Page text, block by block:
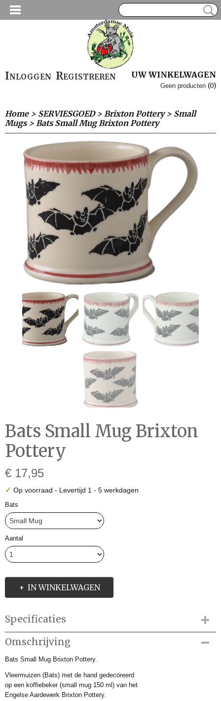
Inloggen Registreren UW WINKELWAGEN
Geen producten (0)
Home> SERVIESGOED> Brixton Pottery> Small
Mugs> Bats Small Mug Brixton Pottery
Bats Small Mug Brixton
Pottery
€ 17,95
✓ Op voorraad - Levertijd 1 - 5 werkdagen
Bats
Aantal
IN WINKELWAGEN
Specificaties
Productcode
BBA04618
Productcode leverancier
Bruto gewicht
100,00 Kg
Omschrijving
Bats Small Mug Brixton Pottery.
Vleermuizen (Bats) met de hand gedecoreerd
op een koffiebeker (small mug 150 ml) van het
Engelse Aardewerk Brixton Pottery.